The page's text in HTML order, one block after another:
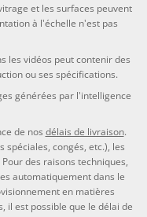
et les surfaces peuvent
à l'échelle n'est pas
les vidéos peut contenir des
ou ses spécifications.
générées par l'intelligence
de nos délais de livraison.
congés, etc.), les
des raisons techniques,
automatiquement dans le
en matières
il est possible que le délai de